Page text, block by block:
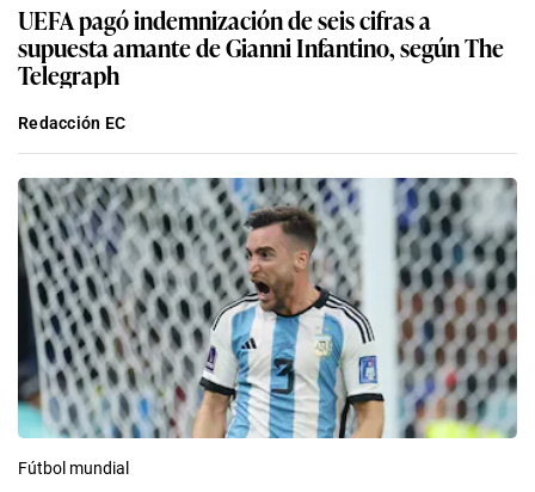
UEFA pagó indemnización de seis cifras a
supuesta amante de Gianni Infantino, según The
Telegraph
Redacción EC
Fútbol mundial